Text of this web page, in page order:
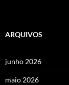
ARQUIVOS
junho 2026
maio 2026